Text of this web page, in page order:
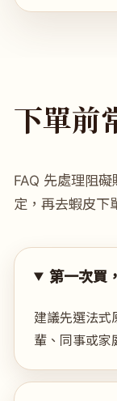
下單前
FAQ 先處理阻
定，再去蝦皮下
第一次買
建議先選法式
輩、同事或家